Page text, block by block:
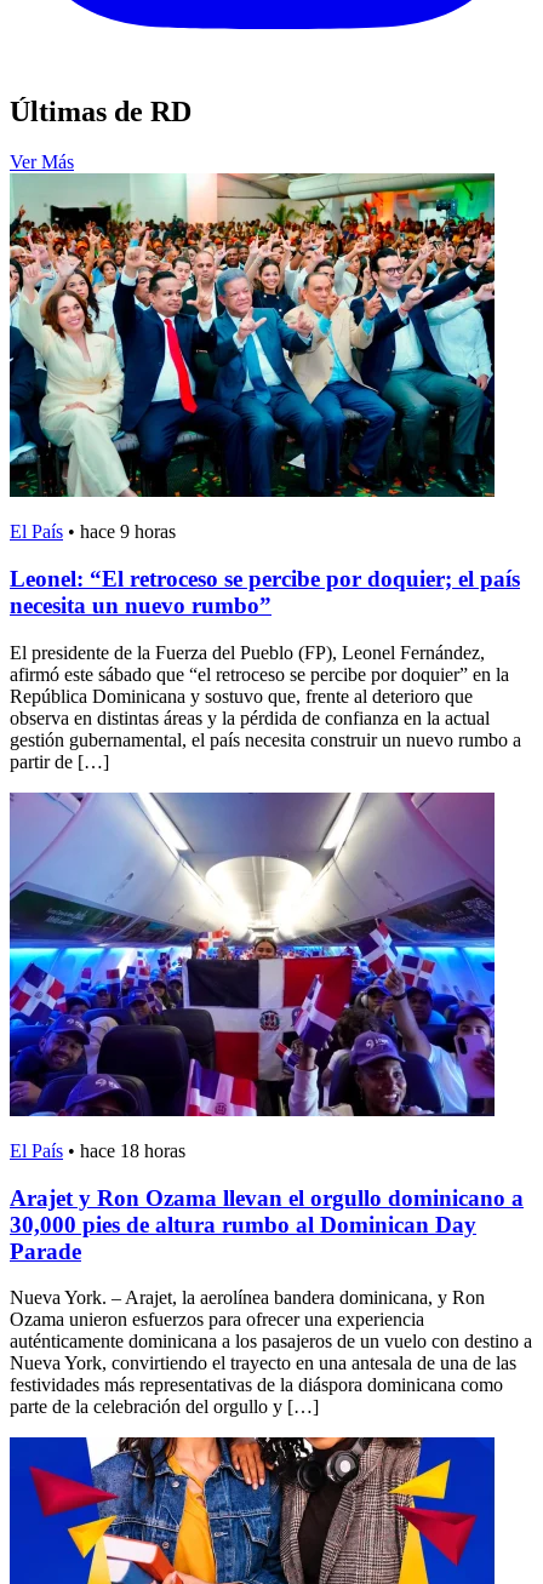
Últimas de RD
Ver Más
El País • hace 9 horas
Leonel: “El retroceso se percibe por doquier; el país
necesita un nuevo rumbo”
El presidente de la Fuerza del Pueblo (FP), Leonel Fernández,
afirmó este sábado que “el retroceso se percibe por doquier” en la
República Dominicana y sostuvo que, frente al deterioro que
observa en distintas áreas y la pérdida de confianza en la actual
gestión gubernamental, el país necesita construir un nuevo rumbo a
partir de […]
El País • hace 18 horas
Arajet y Ron Ozama llevan el orgullo dominicano a
30,000 pies de altura rumbo al Dominican Day
Parade
Nueva York. – Arajet, la aerolínea bandera dominicana, y Ron
Ozama unieron esfuerzos para ofrecer una experiencia
auténticamente dominicana a los pasajeros de un vuelo con destino a
Nueva York, convirtiendo el trayecto en una antesala de una de las
festividades más representativas de la diáspora dominicana como
parte de la celebración del orgullo y […]